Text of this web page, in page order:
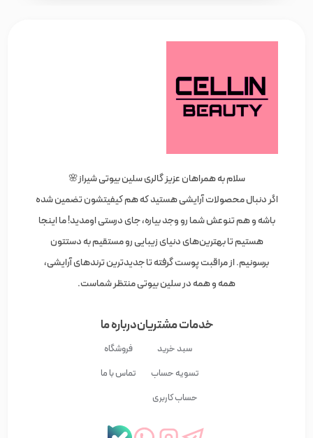
سلام به همراهان عزیز گالری سلین بیوتی شیراز🌸
اگر دنبال محصولات آرایشی هستید که هم کیفیتشون تضمین شده
باشه و هم تنوعش شما رو وجد بیاره، جای درستی اومدید! ما اینجا
هستیم تا بهترین‌های دنیای زیبایی رو مستقیم به دستتون
برسونیم. از مراقبت پوست گرفته تا جدیدترین ترندهای آرایشی،
همه و همه در سلین بیوتی منتظر شماست.
خدمات مشتریان
سبد خرید
تسویه حساب
حساب کاربری
درباره ما
فروشگاه
تماس با ما